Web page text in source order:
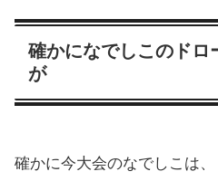
確かになでしこのドロ
が
確かに今大会のなでしこは、